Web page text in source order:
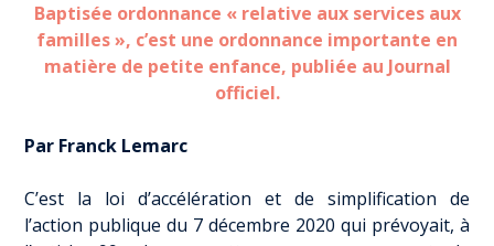
Baptisée ordonnance « relative aux services aux
familles », c’est une ordonnance importante en
matière de petite enfance, publiée au Journal
officiel.
Par Franck Lemarc
C’est la loi d’accélération et de simplification de
l’action publique du 7 décembre 2020 qui prévoyait, à